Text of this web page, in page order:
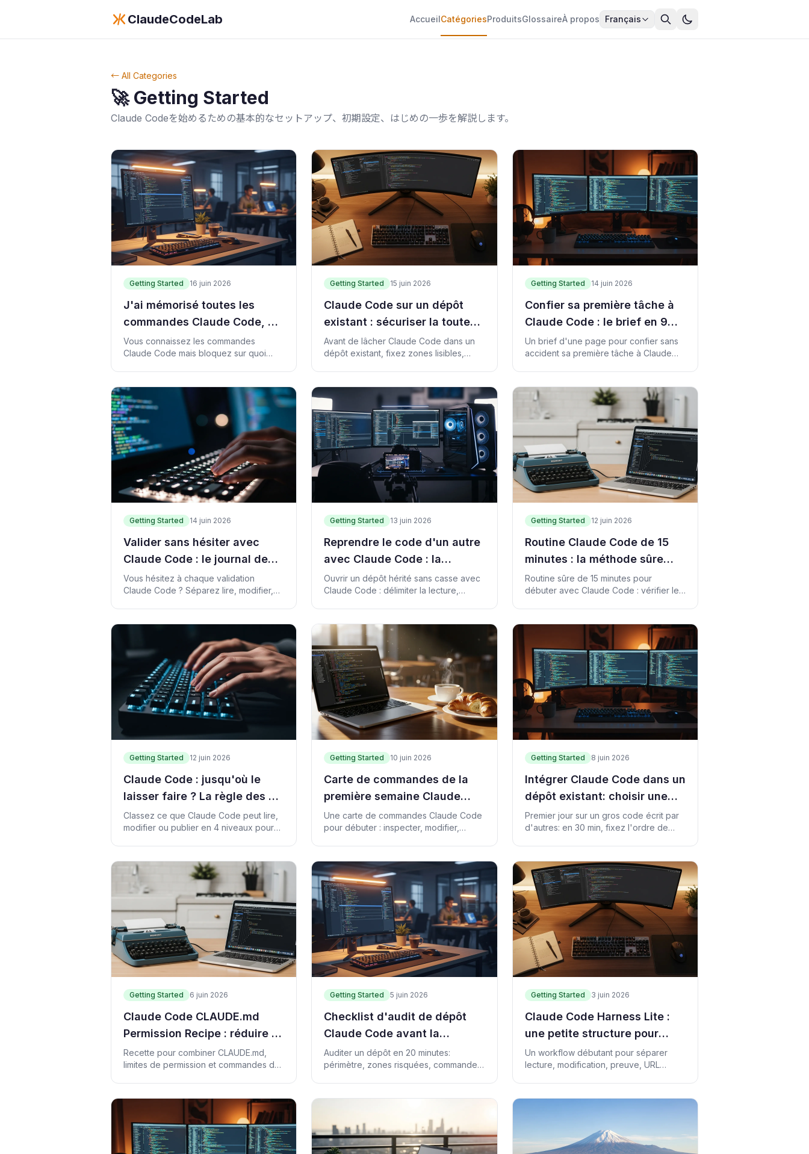
ClaudeCodeLab AccueilCatégoriesProduitsGlossaireÀ propos Français
← All Categories
🚀 Getting Started
Claude Codeを始めるための基本的なセットアップ、初期設定、はじめの一歩を解説します。
Getting Started 16 juin 2026
J'ai mémorisé toutes les
commandes Claude Code, et
mes doigts se figent : le
premier geste sûr
Vous connaissez les commandes
Claude Code mais bloquez sur quoi
Getting Started 15 juin 2026
Claude Code sur un dépôt
existant : sécuriser la toute
première modification
Avant de lâcher Claude Code dans un
dépôt existant, fixez zones lisibles,
Getting Started 14 juin 2026
Confier sa première tâche à
Claude Code : le brief en 9
points
Un brief d'une page pour confier sans
accident sa première tâche à Claude
Getting Started 14 juin 2026
Valider sans hésiter avec
Claude Code : le journal de
décisions
read/edit/run/deploy
Vous hésitez à chaque validation
Claude Code ? Séparez lire, modifier,
Getting Started 13 juin 2026
Reprendre le code d'un autre
avec Claude Code : la
première heure
Ouvrir un dépôt hérité sans casse avec
Claude Code : délimiter la lecture,
Getting Started 12 juin 2026
Routine Claude Code de 15
minutes : la méthode sûre
pour débuter chaque matin
Routine sûre de 15 minutes pour
débuter avec Claude Code : vérifier le
Getting Started 12 juin 2026
Claude Code : jusqu'où le
laisser faire ? La règle des 4
niveaux d'autonomie
Classez ce que Claude Code peut lire,
modifier ou publier en 4 niveaux pour
Getting Started 10 juin 2026
Carte de commandes de la
première semaine Claude
Code : 12 commandes dans
l'ordre
Une carte de commandes Claude Code
pour débuter : inspecter, modifier,
Getting Started 8 juin 2026
Intégrer Claude Code dans un
dépôt existant: choisir une
première tâche sans rien
casser
Premier jour sur un gros code écrit par
d'autres: en 30 min, fixez l'ordre de
Getting Started 6 juin 2026
Claude Code CLAUDE.md
Permission Recipe : réduire le
contexte répété et les accès
risqués
Recette pour combiner CLAUDE.md,
limites de permission et commandes de
Getting Started 5 juin 2026
Checklist d'audit de dépôt
Claude Code avant la
première modification
Auditer un dépôt en 20 minutes:
périmètre, zones risquées, commandes
Getting Started 3 juin 2026
Claude Code Harness Lite :
une petite structure pour
changer sans dériver
Un workflow débutant pour séparer
lecture, modification, preuve, URL